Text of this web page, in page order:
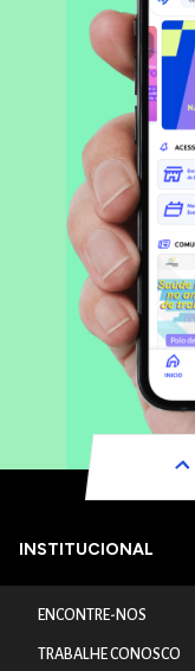
INSTITUCIONAL
ENCONTRE-NOS
TRABALHE CONOSCO